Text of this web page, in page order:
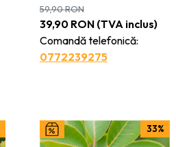
39,90 RON(TVA inclus)
Comandă telefonică:
0772239275
59,90RON
33%